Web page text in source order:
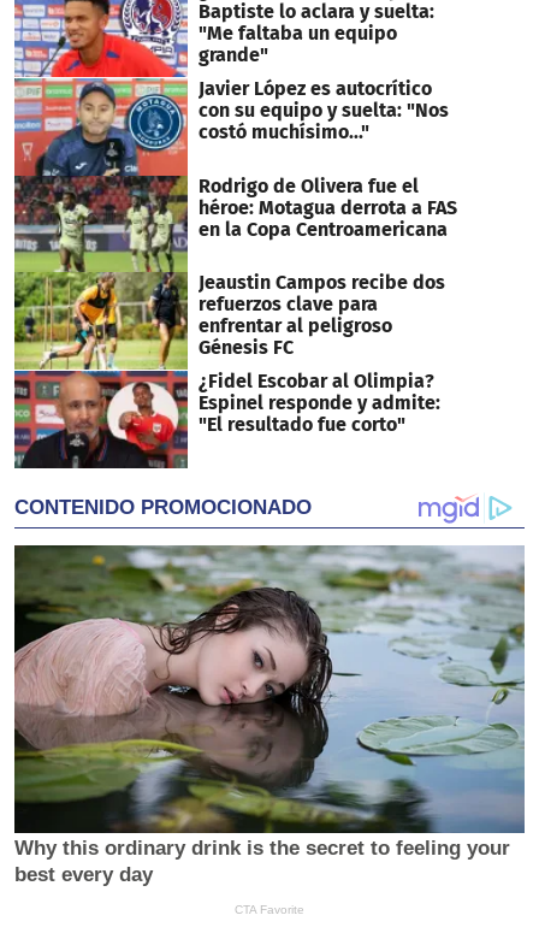
Baptiste lo aclara y suelta:
"Me faltaba un equipo
grande"
Javier López es autocrítico
con su equipo y suelta: "Nos
costó muchísimo..."
Rodrigo de Olivera fue el
héroe: Motagua derrota a FAS
en la Copa Centroamericana
Jeaustin Campos recibe dos
refuerzos clave para
enfrentar al peligroso
Génesis FC
¿Fidel Escobar al Olimpia?
Espinel responde y admite:
"El resultado fue corto"